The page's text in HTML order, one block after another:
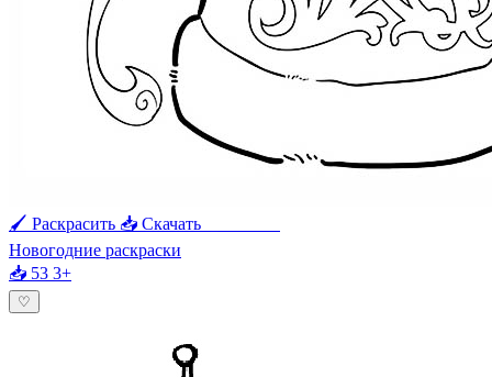
🖌 Раскрасить 📥 Скачать
Новогодние раскраски
📥 53 3+
♡